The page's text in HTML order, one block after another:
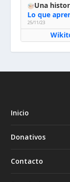
Una
Lo que
25/11/23
Inicio
Donativos
Contacto